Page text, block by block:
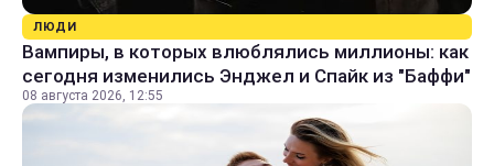
ЛЮДИ
Вампиры, в которых влюблялись миллионы: как
сегодня изменились Энджел и Спайк из "Баффи"
08 августа 2026, 12:55